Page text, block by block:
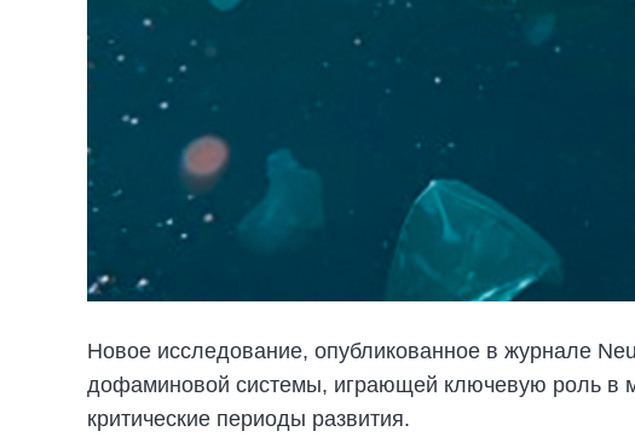
Новое исследование, опубликованное в журнале
дофаминовой системы, играющей ключевую роль в
критические периоды развития.